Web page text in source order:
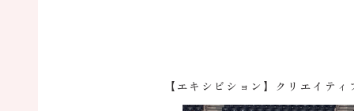
【エキシビション】クリエイティ